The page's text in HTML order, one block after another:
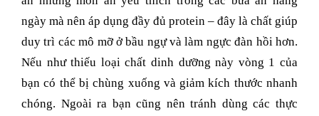
ngày mà nên áp dụng đầy đủ protein – đây là chất giúp
duy trì các mô mỡ ở bầu ngự và làm ngực đàn hồi hơn.
Nếu như thiếu loại chất dinh dưỡng này vòng 1 của
bạn có thể bị chùng xuống và giảm kích thước nhanh
chóng. Ngoài ra bạn cũng nên tránh dùng các thực